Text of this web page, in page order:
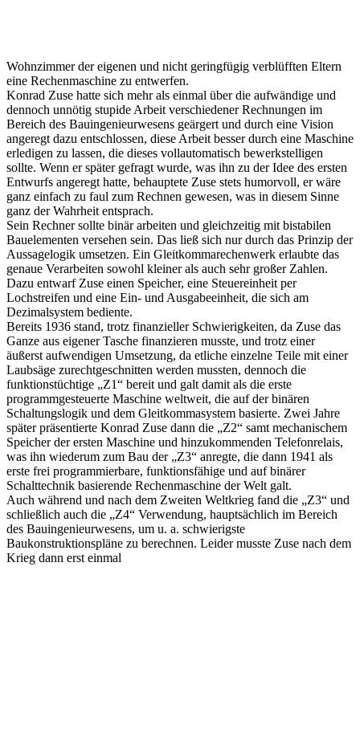
Wohnzimmer der eigenen und nicht geringfügig verblüfften Eltern
eine Rechenmaschine zu entwerfen.
Konrad Zuse hatte sich mehr als einmal über die aufwändige und
dennoch unnötig stupide Arbeit verschiedener Rechnungen im
Bereich des Bauingenieurwesens geärgert und durch eine Vision
angeregt dazu entschlossen, diese Arbeit besser durch eine Maschine
erledigen zu lassen, die dieses vollautomatisch bewerkstelligen
sollte. Wenn er später gefragt wurde, was ihn zu der Idee des ersten
Entwurfs angeregt hatte, behauptete Zuse stets humorvoll, er wäre
ganz einfach zu faul zum Rechnen gewesen, was in diesem Sinne
ganz der Wahrheit entsprach.
Sein Rechner sollte binär arbeiten und gleichzeitig mit bistabilen
Bauelementen versehen sein. Das ließ sich nur durch das Prinzip der
Aussagelogik umsetzen. Ein Gleitkommarechenwerk erlaubte das
genaue Verarbeiten sowohl kleiner als auch sehr großer Zahlen.
Dazu entwarf Zuse einen Speicher, eine Steuereinheit per
Lochstreifen und eine Ein- und Ausgabeeinheit, die sich am
Dezimalsystem bediente.
Bereits 1936 stand, trotz finanzieller Schwierigkeiten, da Zuse das
Ganze aus eigener Tasche finanzieren musste, und trotz einer
äußerst aufwendigen Umsetzung, da etliche einzelne Teile mit einer
Laubsäge zurechtgeschnitten werden mussten, dennoch die
funktionstüchtige „Z1“ bereit und galt damit als die erste
programmgesteuerte Maschine weltweit, die auf der binären
Schaltungslogik und dem Gleitkommasystem basierte. Zwei Jahre
später präsentierte Konrad Zuse dann die „Z2“ samt mechanischem
Speicher der ersten Maschine und hinzukommenden Telefonrelais,
was ihn wiederum zum Bau der „Z3“ anregte, die dann 1941 als
erste frei programmierbare, funktionsfähige und auf binärer
Schalttechnik basierende Rechenmaschine der Welt galt.
Auch während und nach dem Zweiten Weltkrieg fand die „Z3“ und
schließlich auch die „Z4“ Verwendung, hauptsächlich im Bereich
des Bauingenieurwesens, um u. a. schwierigste
Baukonstruktionspläne zu berechnen. Leider musste Zuse nach dem
Krieg dann erst einmal